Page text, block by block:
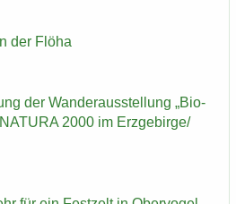
der Flöha
der Wan­der­aus­stel­lung „Bio­
2000 im Erz­ge­bir­ge/